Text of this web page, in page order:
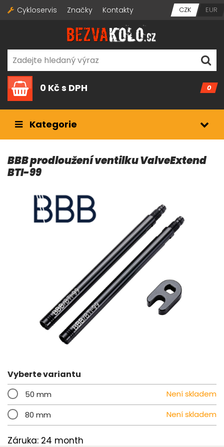
Cykloservis Značky Kontakty CZK EUR
0
0 Kčs DPH
Kategorie
BBB prodloužení ventilku ValveExtend
BTI-99
Vyberte variantu
50 mm
Není skladem
80 mm
Není skladem
Záruka: 24 month